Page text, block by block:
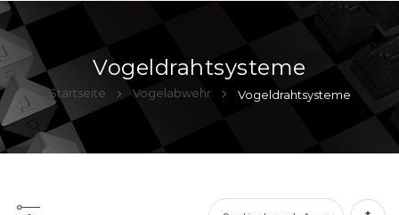
Vogeldrahtsysteme
Startseite Vogelabwehr Vogeldrahtsysteme